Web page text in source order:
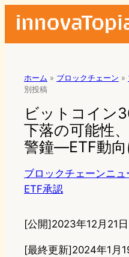
ホーム » ブロックチェーン »
別投稿
ビットコイン
下落の可能性
警鐘—ETF動向
ブロックチェーンニュ
ETF承認
[公開]2023年12月21
[最終更新]2024年1月